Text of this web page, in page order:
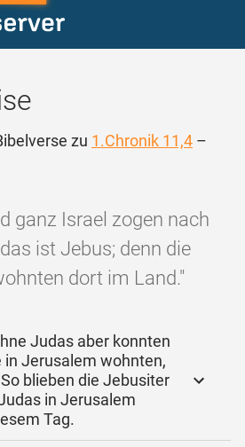
zu 1.Chronik 11,4 –
ganz Israel zogen nach
ist Jebus; denn die
dort im Land."
Judas aber konnten
in Jerusalem wohnten,
blieben die Jebusiter
in Jerusalem
Tag.